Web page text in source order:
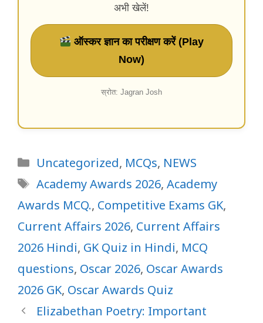
अभी खेलें!
ऑस्कर ज्ञान का परीक्षण करें (Play
Now)
स्रोत: Jagran Josh
Categories
Uncategorized, MCQs, NEWS
Tags
Academy Awards 2026, Academy
Awards MCQ., Competitive Exams GK,
Current Affairs 2026, Current Affairs
2026 Hindi, GK Quiz in Hindi, MCQ
questions, Oscar 2026, Oscar Awards
2026 GK, Oscar Awards Quiz
Elizabethan Poetry: Important